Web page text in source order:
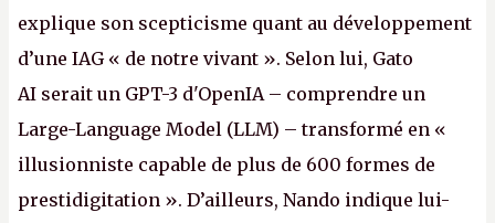
explique son scepticisme quant au développement
d’une IAG « de notre vivant ». Selon lui, Gato
AI serait un GPT-3 d'OpenIA – comprendre un
Large-Language Model (LLM) – transformé en «
illusionniste capable de plus de 600 formes de
prestidigitation ». D’ailleurs, Nando indique lui-